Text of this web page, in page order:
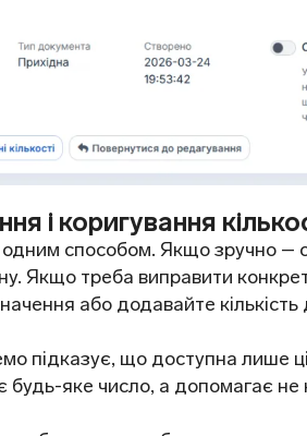
і коригування
одним способом. Якщо зручно –
Якщо треба виправити
або додавайте
підказує, що доступна лише
будь-яке число, а допомагає не